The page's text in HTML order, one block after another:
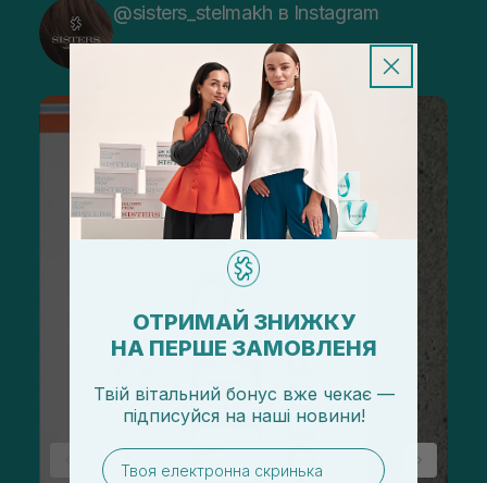
@sisters_stelmakh в Instagram
ОТРИМАЙ ЗНИЖКУ
НА ПЕРШЕ ЗАМОВЛЕНЯ
Твій вітальний бонус вже чекає —
підписуйся на наші новини!
email